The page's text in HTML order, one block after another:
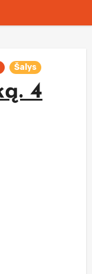
Šalys
4